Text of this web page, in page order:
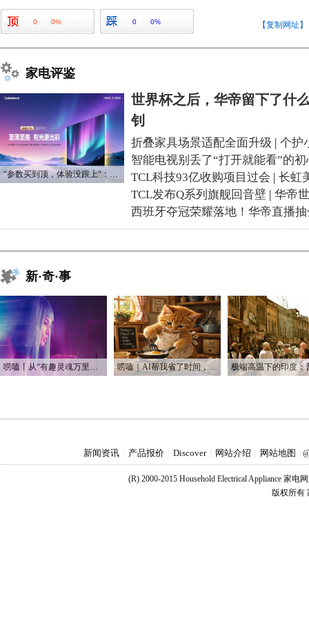
0 0% 0 0% 【复制网址】
家电评鉴
“参数买到顶，体验没跟上“：长虹追光Q70S给高端电视打了个样
世界杯之后，华帝留下了什
钊
折叠家具场景适配全面升级 | 个护
智能电视别丢了“打开就能看”的初
TCL科技93亿收购项目过会 | 长虹
TCL发布Q系列旗舰回音壁 | 华帝
西班牙夺冠荣耀落地！华帝直播
新·奇·事
唠嗑丨从“有趣灵魂万里挑一”到“赛博恋人一键定制” 唠嗑｜AI帮我省了时间，也帮我烧光了Token
新闻资讯 产品报价 Discover 网站介绍 网站地图
(R) 2000-2015 Household Electrical Appliance 家电
版权所有